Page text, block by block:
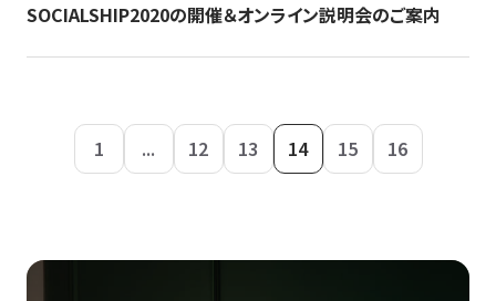
SOCIALSHIP2020の開催＆オンライン説明会のご案内
1 ... 12 13 14 15 16